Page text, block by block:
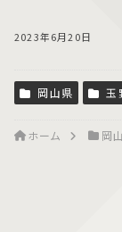
2023年6月20日
岡山県 玉
ホーム 岡